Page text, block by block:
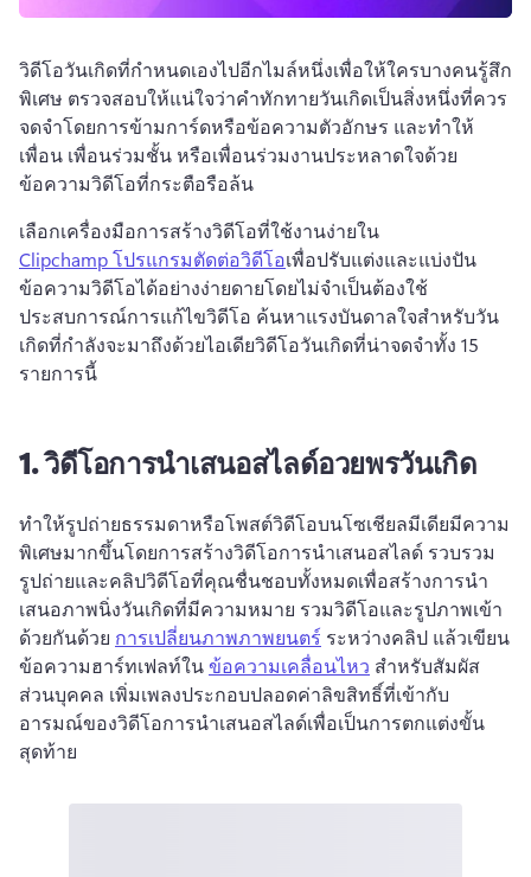
วิดีโอวันเกิดที่กําหนดเองไปอีกไมล์หนึ่งเพื่อให้ใครบางคนรู้สึก
พิเศษ ตรวจสอบให้แน่ใจว่าคําทักทายวันเกิดเป็นสิ่งหนึ่งที่ควร
จดจําโดยการข้ามการ์ดหรือข้อความตัวอักษร และทําให้
เพื่อน เพื่อนร่วมชั้น หรือเพื่อนร่วมงานประหลาดใจด้วย
ข้อความวิดีโอที่กระตือรือล้น
เลือกเครื่องมือการสร้างวิดีโอที่ใช้งานง่ายใน
Clipchamp โปรแกรมตัดต่อวิดีโอเพื่อปรับแต่งและแบ่งปัน
ข้อความวิดีโอได้อย่างง่ายดายโดยไม่จําเป็นต้องใช้
ประสบการณ์การแก้ไขวิดีโอ ค้นหาแรงบันดาลใจสําหรับวัน
เกิดที่กําลังจะมาถึงด้วยไอเดียวิดีโอวันเกิดที่น่าจดจําทั้ง 15
รายการนี้
1.วิดีโอการนำเสนอสไลด์อวยพรวันเกิด
ทำให้รูปถ่ายธรรมดาหรือโพสต์วิดีโอบนโซเชียลมีเดียมีความ
พิเศษมากขึ้นโดยการสร้างวิดีโอการนำเสนอสไลด์ รวบรวม
รูปถ่ายและคลิปวิดีโอที่คุณชื่นชอบทั้งหมดเพื่อสร้างการนํา
เสนอภาพนิ่งวันเกิดที่มีความหมาย รวมวิดีโอและรูปภาพเข้า
ด้วยกันด้วย การเปลี่ยนภาพภาพยนตร์ ระหว่างคลิป แล้วเขียน
ข้อความฮาร์ทเฟลท์ใน ข้อความเคลื่อนไหว สําหรับสัมผัส
ส่วนบุคคล เพิ่มเพลงประกอบปลอดค่าลิขสิทธิ์ที่เข้ากับ
อารมณ์ของวิดีโอการนำเสนอสไลด์เพื่อเป็นการตกแต่งขั้น
สุดท้าย